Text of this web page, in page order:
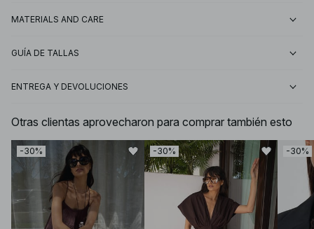
MATERIALS AND CARE
GUÍA DE TALLAS
ENTREGA Y DEVOLUCIONES
Otras clientas aprovecharon para comprar también esto
-30% -30% -30%